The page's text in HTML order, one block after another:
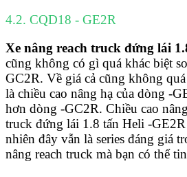
4.2. CQD18 - GE2R
Xe nâng reach truck đứng lái
cũng không có gì quá khác biệt
GC2R. Về giá cả cũng không
là chiều cao nâng hạ của dòng -
hơn dòng -GC2R. Chiều cao
truck đứng lái 1.8 tấn Heli -
nhiên đây vẫn là series đáng giá
nâng reach truck mà bạn có thể